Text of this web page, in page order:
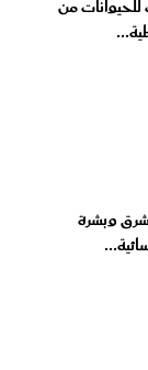
من
وبشرة